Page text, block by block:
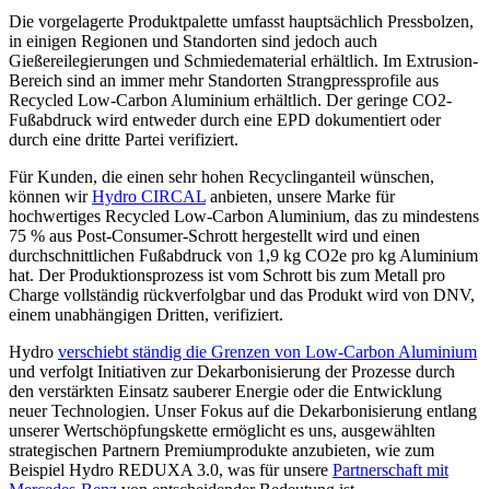
Die vorgelagerte Produktpalette umfasst hauptsächlich Pressbolzen,
in einigen Regionen und Standorten sind jedoch auch
Gießereilegierungen und Schmiedematerial erhältlich. Im Extrusion-
Bereich sind an immer mehr Standorten Strangpressprofile aus
Recycled Low-Carbon Aluminium erhältlich. Der geringe CO2-
Fußabdruck wird entweder durch eine EPD dokumentiert oder
durch eine dritte Partei verifiziert.
Für Kunden, die einen sehr hohen Recyclinganteil wünschen,
können wirHydro CIRCAL anbieten, unsere Marke für
hochwertiges Recycled Low-Carbon Aluminium, das zu mindestens
75 % aus Post-Consumer-Schrott hergestellt wird und einen
durchschnittlichen Fußabdruck von 1,9 kg CO2e pro kg Aluminium
hat. Der Produktionsprozess ist vom Schrott bis zum Metall pro
Charge vollständig rückverfolgbar und das Produkt wird von DNV,
einem unabhängigen Dritten, verifiziert.
Hydro verschiebt ständig die Grenzen von Low-Carbon Aluminium
und verfolgt Initiativen zur Dekarbonisierung der Prozesse durch
den verstärkten Einsatz sauberer Energie oder die Entwicklung
neuer Technologien. Unser Fokus auf die Dekarbonisierung entlang
unserer Wertschöpfungskette ermöglicht es uns, ausgewählten
strategischen Partnern Premiumprodukte anzubieten, wie zum
Beispiel Hydro REDUXA 3.0, was für unsere Partnerschaft mit